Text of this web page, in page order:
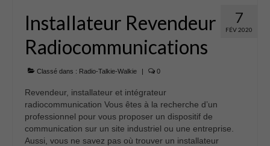
7
FÉV 2020
Installateur Revendeur
Radiocommunications
Classé dans : Radio-Talkie-Walkie | 0
Revendeur, installateur et intégrateur
radiocommunication Vous êtes à la recherche d’un
professionnel pour vous proposer un dispositif de
communication sur un site industriel ou une entreprise.
Aussi, vous ne savez pas où trouver un installateur